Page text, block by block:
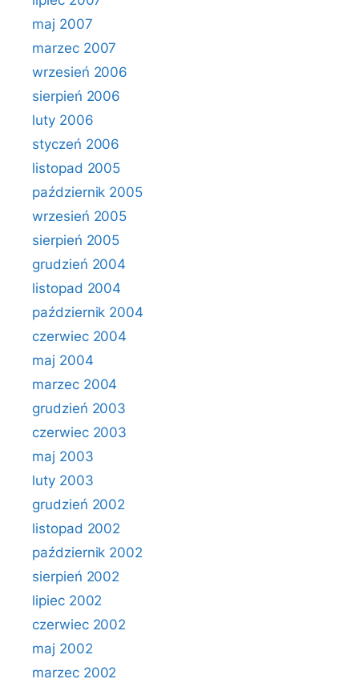
maj 2007
marzec 2007
wrzesień 2006
sierpień 2006
luty 2006
styczeń 2006
listopad 2005
październik 2005
wrzesień 2005
sierpień 2005
grudzień 2004
listopad 2004
październik 2004
czerwiec 2004
maj 2004
marzec 2004
grudzień 2003
czerwiec 2003
maj 2003
luty 2003
grudzień 2002
listopad 2002
październik 2002
sierpień 2002
lipiec 2002
czerwiec 2002
maj 2002
marzec 2002